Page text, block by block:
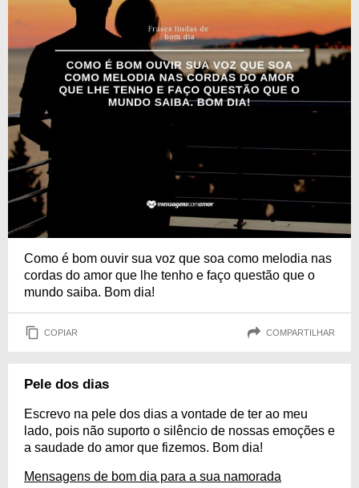
Como é bom ouvir sua voz que soa como melodia nas
cordas do amor que lhe tenho e faço questão que o
mundo saiba. Bom dia!
COPIAR COMPARTILHAR
Pele dos dias
Escrevo na pele dos dias a vontade de ter ao meu
lado, pois não suporto o silêncio de nossas emoções e
a saudade do amor que fizemos. Bom dia!
Mensagens de bom dia para a sua namorada